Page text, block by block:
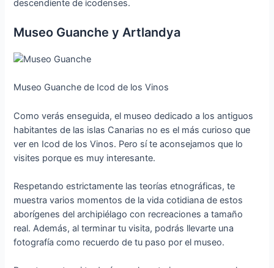
descendiente de icodenses.
Museo Guanche y Artlandya
Museo Guanche de Icod de los Vinos
Como verás enseguida, el museo dedicado a los antiguos
habitantes de las islas Canarias no es el más curioso que
ver en Icod de los Vinos. Pero sí te aconsejamos que lo
visites porque es muy interesante.
Respetando estrictamente las teorías etnográficas, te
muestra varios momentos de la vida cotidiana de estos
aborígenes del archipiélago con recreaciones a tamaño
real. Además, al terminar tu visita, podrás llevarte una
fotografía como recuerdo de tu paso por el museo.